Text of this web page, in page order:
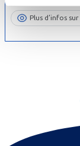
Plus d’infos